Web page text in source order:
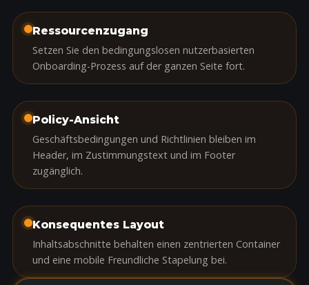
Ressourcenzugang
Setzen Sie den bedingungslosen nutzerbasierten
Onboarding-Prozess auf der ganzen Seite fort.
Policy-Ansicht
Geschäftsbedingungen und Richtlinien bleiben im
Header, im Zustimmungstext und im Footer
zugänglich.
Konsequentes Layout
Inhaltsabschnitte behalten einen zentrierten Container
und eine mobile Freundliche Stapelung bei.